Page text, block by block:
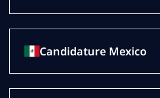
Candidature Mexico